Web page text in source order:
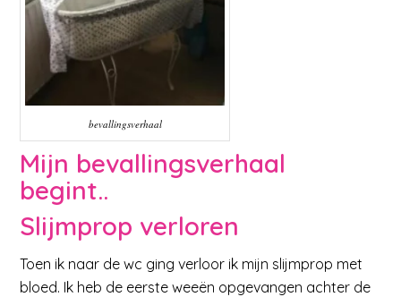
bevallingsverhaal
Mijn bevallingsverhaal
begint..
Slijmprop verloren
Toen ik naar de wc ging verloor ik mijn slijmprop met
bloed. Ik heb de eerste weeën opgevangen achter de